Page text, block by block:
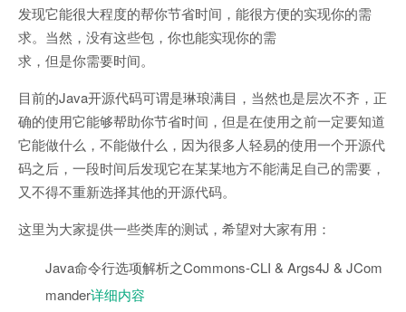
发现它能很大程度的帮你节省时间，能很方便的实现你的需
求。当然，没有这些包，你也能实现你的需
求，但是你需要时间。
目前的Java开源代码可谓是琳琅满目，当然也是层次不齐，正
确的使用它能够帮助你节省时间，但是在使用之前一定要知道
它能做什么，不能做什么，因为很多人轻易的使用一个开源代
码之后，一段时间后发现它在某某地方不能满足自己的需要，
又不得不重新选择其他的开源代码。
这里为大家提供一些类库的测试，希望对大家有用：
Java命令行选项解析之Commons-CLI & Args4J & JCom
mander详细内容